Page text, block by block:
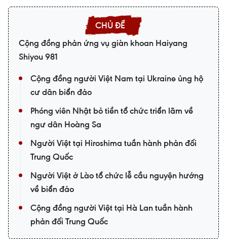
Cộng đồng phản ứng vụ giàn khoan Haiyang
Shiyou 981
Cộng đồng người Việt Nam tại Ukraine ủng hộ
cư dân biển đảo
Phóng viên Nhật bỏ tiền tổ chức triển lãm về
ngư dân Hoàng Sa
Người Việt tại Hiroshima tuần hành phản đối
Trung Quốc
Người Việt ở Lào tổ chức lễ cầu nguyện hướng
về biển đảo
Cộng đồng người Việt tại Hà Lan tuần hành
phản đối Trung Quốc